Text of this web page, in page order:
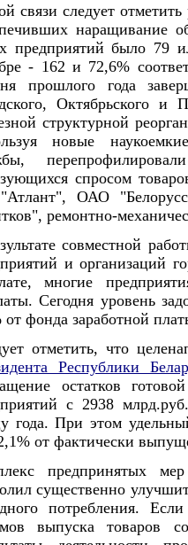
связи следует
наращивание
предприятий было 79
- 162 и 72,6%
прошлого года
Октябрьского и
структурной
новые
спросом
ОАО
ремонтно-
совместной
и организаций
многие
Сегодня уровень
от фонда заработной
отметить, что
Республики
остатков
с 2938
года. При этом
от фактически
предпринятых
существенно
потребления.
выпуска товаров